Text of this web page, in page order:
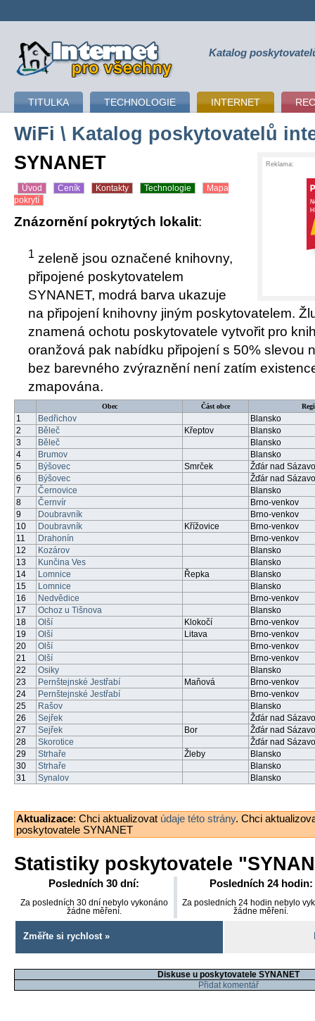
připojení k internetu Katalog
TITULKA TECHNOLOGIE INTERNET
WiFi \ Katalog poskytovatelů
Reklama:
SYNANET
Úvod Ceník Kontakty Technologie
Mapa
pokrytí
Znázornění pokrytých lokalit:
1 zeleně jsou označené knihovny,
připojené poskytovatelem
SYNANET, modrá barva ukazuje
na připojení knihovny jiným poskytovatelem.
znamená ochotu poskytovatele vytvořit pro
oranžová pak nabídku připojení s 50% slevou
bez barevného zvýraznění není zatím
zmapována.
Obec Část obce
1 Bedřichov
Blansko
2
Běleč Křeptov
Blansko
3
Běleč
Blansko
4
Brumov
Blansko
5
Býšovec Smrček
Žďár nad
6
Býšovec
Žďár nad
7
Černovice
Blansko
8
Černvír
Brno-venkov
9
Doubravník
Brno-venkov
10
Doubravník Křížovice
Brno-venkov
11
Drahonín
Brno-venkov
12
Kozárov
Blansko
13
Kunčina Ves
Blansko
14
Lomnice Řepka
Blansko
15
Lomnice
Blansko
16
Nedvědice
Brno-venkov
17
Ochoz u Tišnova
Blansko
18
Olší Klokočí
Brno-venkov
19
Olší Litava
Brno-venkov
20
Olší
Brno-venkov
21
Olší
Brno-venkov
22
Osiky
Blansko
23
Pernštejnské Jestřabí Maňová
Brno-venkov
24
Pernštejnské Jestřabí
Brno-venkov
25
Rašov
Blansko
26
Sejřek
Žďár nad
27
Sejřek Bor
Žďár nad
28
Skorotice
Žďár nad
29
Strhaře Žleby
Blansko
30
Strhaře
Blansko
31
Synalov Blansko
Aktualizace: Chci aktualizovat údaje této strány. Chci
poskytovatele SYNANET
Statistiky poskytovatele "
Posledních 30 dní:
Za posledních 30 dní nebylo vykonáno
žádne měření.
Posledních 24 hodin:
Za posledních 24 hodin nebylo
žádne měření.
Změřte si rychlost »
Diskuse u poskytovatele SYNANET
Přidat komentář